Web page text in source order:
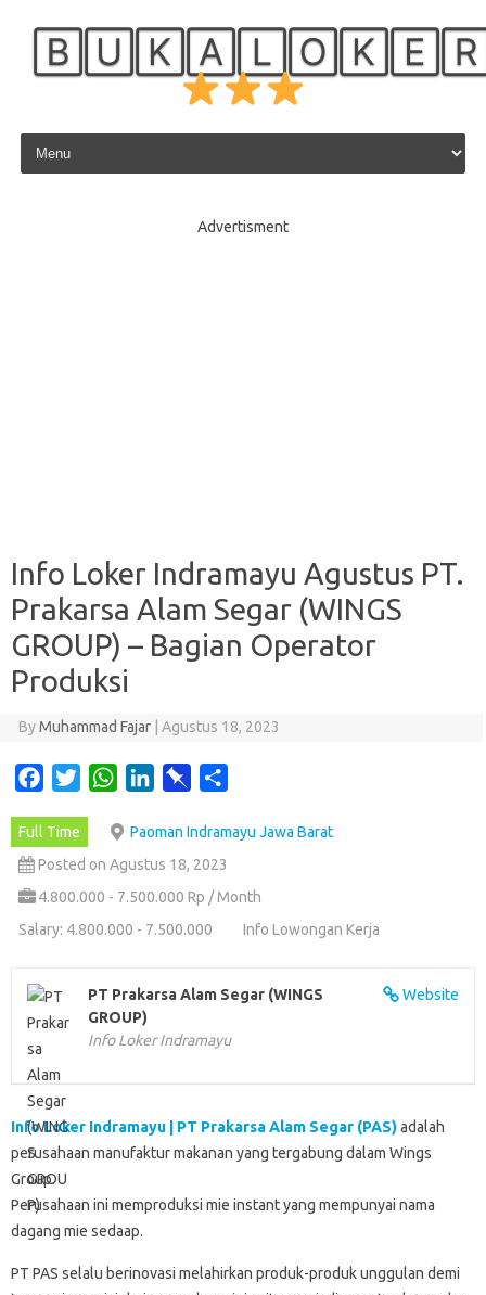
Skip to content
Advertisment
Info Loker Indramayu Agustus PT.
Prakarsa Alam Segar (WINGS
GROUP) – Bagian Operator
Produksi
ByMuhammad Fajar Agustus 18, 2023
c
e
b
t
t
W
a
t
s
n
k
e
n
b
o
a
e
Full Time
Paoman Indramayu Jawa Barat
Posted on Agustus 18, 2023
4.800.000 - 7.500.000 Rp / Month
Salary: 4.800.000 - 7.500.000
Info Lowongan Kerja
Website
PT Prakarsa Alam Segar (WINGS
GROUP)
Info Loker Indramayu
Info Loker Indramayu | PT Prakarsa Alam Segar (PAS)adalah
perusahaan manufaktur makanan yang tergabung dalam Wings
Group.
Perusahaan ini memproduksi mie instant yang mempunyai nama
dagang mie sedaap.
PT PAS selalu berinovasi melahirkan produk-produk unggulan demi